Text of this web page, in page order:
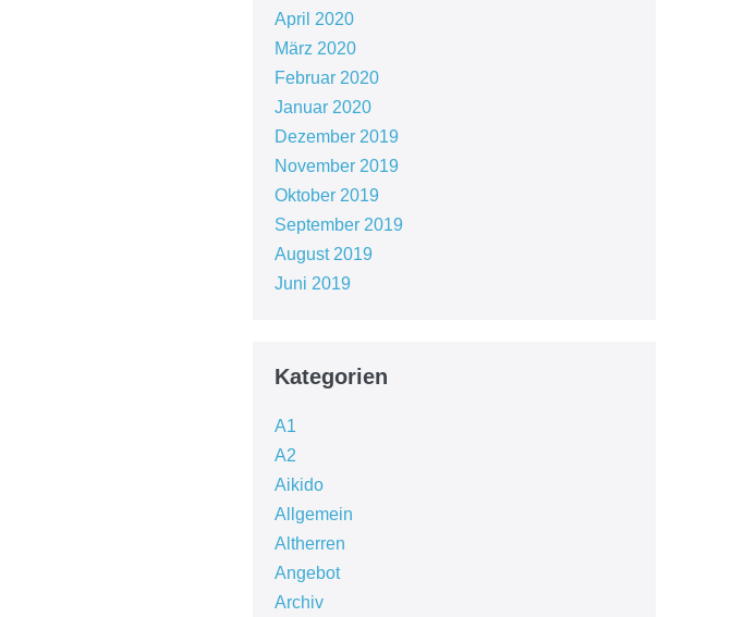
April 2020
März 2020
Februar 2020
Januar 2020
Dezember 2019
November 2019
Oktober 2019
September 2019
August 2019
Juni 2019
Kategorien
A1
A2
Aikido
Allgemein
Altherren
Angebot
Archiv